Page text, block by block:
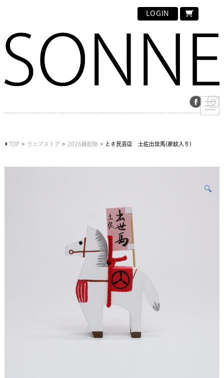
LOGIN
TOP ウェブストア 2026縁起物 とさ民芸店 土佐出世馬(家紋入り)
🔍